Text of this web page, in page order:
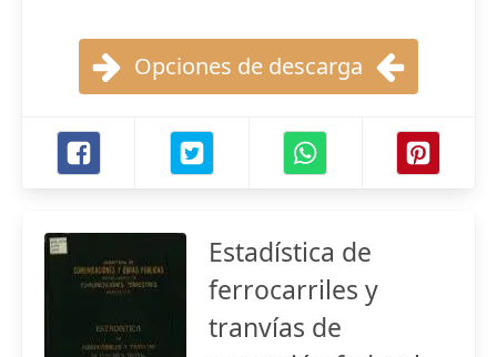
Opciones de descarga
Estadística de
ferrocarriles y
tranvías de